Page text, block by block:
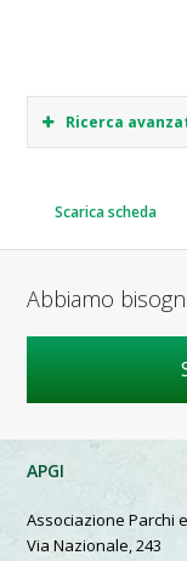
Ricerca
Scarica scheda
Abbiamo
APGI
Associazione Parchi
Via Nazionale, 243